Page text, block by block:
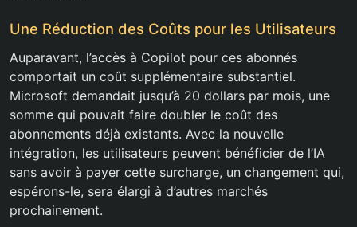
Une Réduction des Coûts pour les Utilisateurs
Auparavant, l’accès à Copilot pour ces abonnés
comportait un coût supplémentaire substantiel.
Microsoft demandait jusqu’à 20 dollars par mois, une
somme qui pouvait faire doubler le coût des
abonnements déjà existants. Avec la nouvelle
intégration, les utilisateurs peuvent bénéficier de l’IA
sans avoir à payer cette surcharge, un changement qui,
espérons-le, sera élargi à d’autres marchés
prochainement.